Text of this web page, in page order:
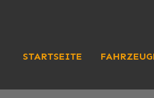
STARTSEITE